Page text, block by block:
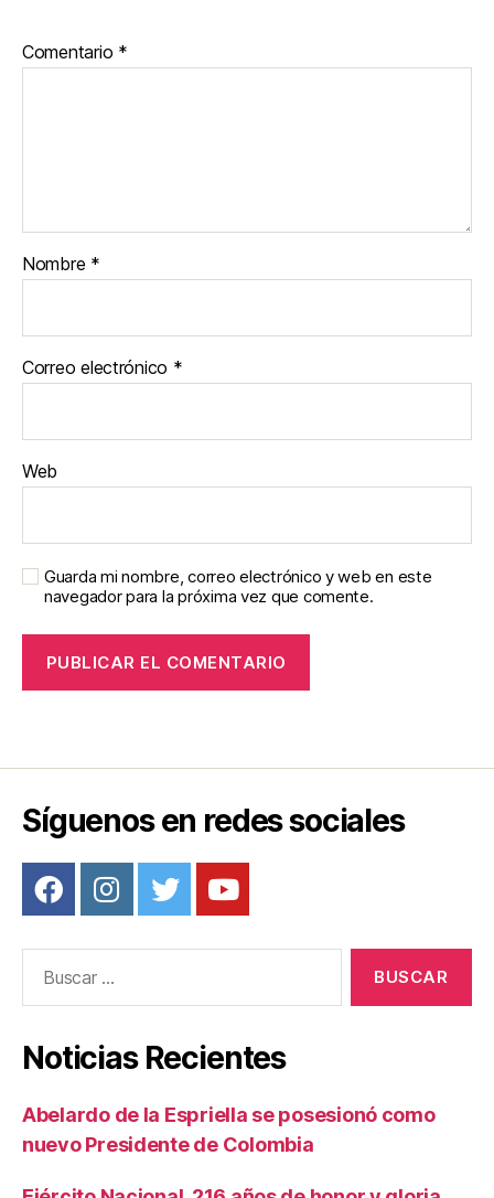
Comentario *
Nombre *
Correo electrónico *
Web
Guarda mi nombre, correo electrónico y web en este
navegador para la próxima vez que comente.
Síguenos en redes sociales
Noticias Recientes
Abelardo de la Espriella se posesionó como
nuevo Presidente de Colombia